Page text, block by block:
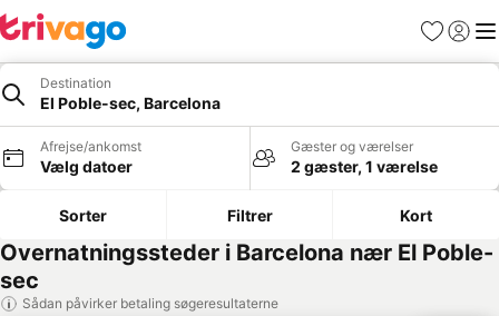
Favoritter
Log ind
Destination
El Poble-sec, Barcelona
Afrejse/ankomst
Vælg datoer
Gæster og værelser
2 gæster, 1 værelse
Sorter Filtrer Kort
Overnatningssteder i Barcelona nær El Poble-
sec
Sådan påvirker betaling søgeresultaterne